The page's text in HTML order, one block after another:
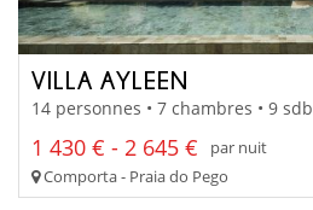
VILLA AYLEEN
14 personnes • 7 chambres • 9 sdb
1 430 € - 2 645 €
par nuit
Comporta - Praia do Pego